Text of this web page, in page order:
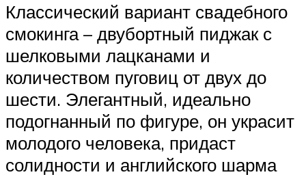
Классический вариант свадебного
смокинга – двубортный пиджак с
шелковыми лацканами и
количеством пуговиц от двух до
шести. Элегантный, идеально
подогнанный по фигуре, он украсит
молодого человека, придаст
солидности и английского шарма